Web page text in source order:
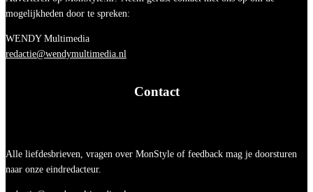
mogelijkheden door te spreken:
WENDY Multimedia
redactie@wendymultimedia.nl
Contact
Alle liefdesbrieven, vragen over MonStyle of feedback mag je doorsturen
naar onze eindredacteur.